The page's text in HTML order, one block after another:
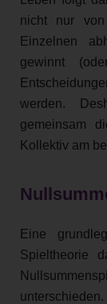
nicht nur von
Einzelnen
gewinnt
werden.
gemeinsam
Kollektiv am
Eine
Spieltheorie
unterschieden.